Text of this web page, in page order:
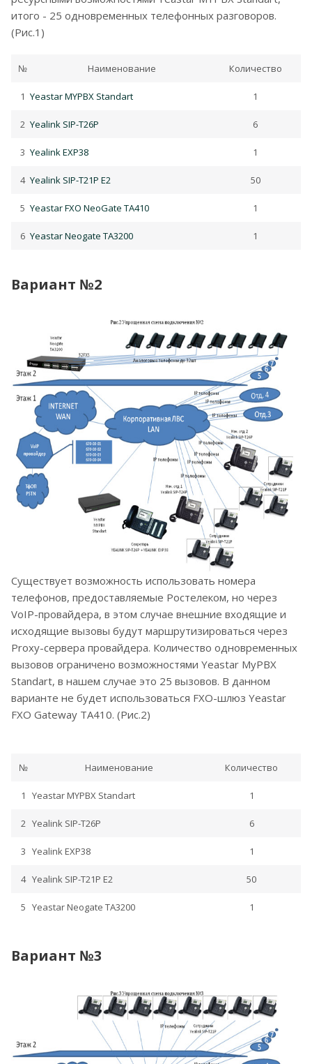
итого - 25 одновременных телефонных разговоров.
(Рис.1)
№ Наименование Количество
1 Yeastar MYPBX Standart 1
2 Yealink SIP-T26P 6
3 Yealink EXP38 1
4 Yealink SIP-T21P E2 50
5 Yeastar FXO NeoGate TA410 1
6 Yeastar Neogate TA3200 1
Вариант №2
Существует возможность использовать номера
телефонов, предоставляемые Ростелеком, но через
VoIP-провайдера, в этом случае внешние входящие и
исходящие вызовы будут маршрутизироваться через
Proxy-сервера провайдера. Количество одновременных
вызовов ограничено возможностями Yeastar MyPBX
Standart, в нашем случае это 25 вызовов. В данном
варианте не будет использоваться FXO-шлюз Yeastar
FXO Gateway TA410. (Рис.2)
№ Наименование Количество
1 Yeastar MYPBX Standart 1
2 Yealink SIP-T26P 6
3 Yealink EXP38 1
4 Yealink SIP-T21P E2 50
5 Yeastar Neogate TA3200 1
Вариант №3